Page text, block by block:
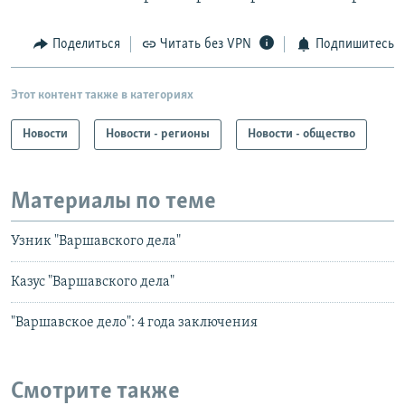
Поделиться Читать без VPN Подпишитесь
Этот контент также в категориях
Новости Новости - регионы Новости - общество
Материалы по теме
Узник "Варшавского дела"
Казус "Варшавского дела"
"Варшавское дело": 4 года заключения
Смотрите также